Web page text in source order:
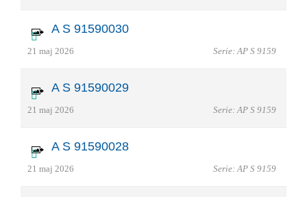
A S 91590030
21 maj 2026 Serie: AP S 9159
A S 91590029
21 maj 2026 Serie: AP S 9159
A S 91590028
21 maj 2026 Serie: AP S 9159